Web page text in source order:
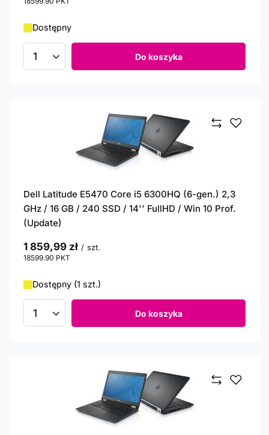
Dostępny
Ilość produktów Do koszyka
Dell Latitude E5470 Core i5 6300HQ (6-gen.) 2,3
GHz / 16 GB / 240 SSD / 14'' FullHD / Win 10 Prof.
(Update)
1 859,99 zł / szt.
18599.90 PKT
Dostępny (1 szt.)
Ilość produktów Do koszyka